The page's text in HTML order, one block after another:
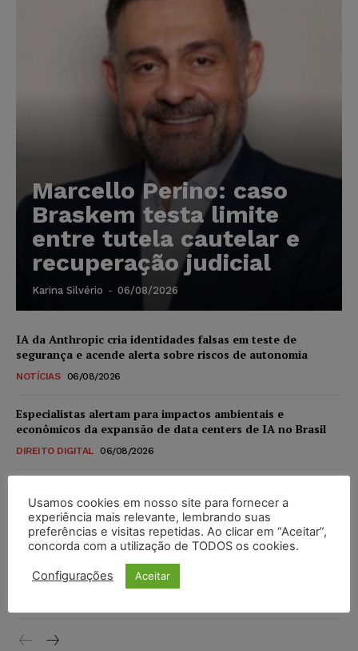
Marcello Perino: caso
Braskem testa limite
entre tutela cautelar e
recuperação judicial
Karina Silvério - 06/08/2026
IA da Anthropic cria identidades falsas em teste de
segurança e acende alerta sobre riscos de autonomia
NOTÍCIAS 06/08/2026
Especialistas alertam para impactos ambientais e
econômicos da expansão de data centers de IA no Brasil
DIREITO DIGITAL 06/08/2026
invioláveis após assinatura digital e lacração
NOTÍCIAS 06/08/2026
STF inicia julgamento sobre constitucionalidade da
proibição dos jogos de azar no Brasil
Usamos cookies em nosso site para fornecer a
experiência mais relevante, lembrando suas
preferências e visitas repetidas. Ao clicar em “Aceitar”,
concorda com a utilização de TODOS os cookies.
Configurações Aceitar